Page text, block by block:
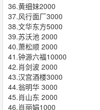
36.黄细妹2000
37.风行面厂3000
38.文华东方5000
39.苏沃池 2000
40.萧松顺 2000
41.钟源六福10000
42.肖剑波 2000
43.汉宫酒楼3000
44.翁明华 3000
45.肖山东 2000
46.肖丽娟1000